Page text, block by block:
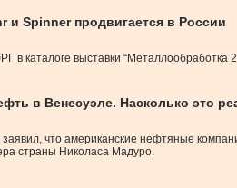
и Spinner продвигается в России
в каталоге выставки “Металлообработка
в Венесуэле. Насколько это
что американские нефтяные
страны Николаса Мадуро.